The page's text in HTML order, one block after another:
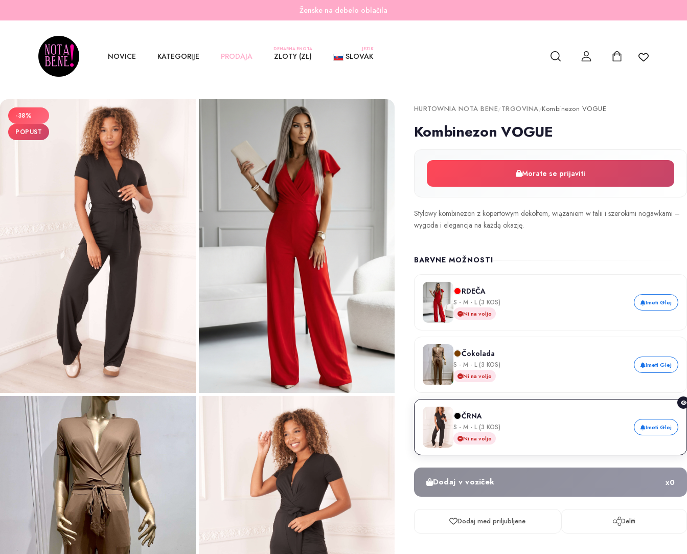
Ženske na debelo oblačila
NOVICE KATEGORIJE PRODAJA
DENARNA ENOTA
ZLOTY (ZŁ)
JEZIK
SLOVAK
-38%
POPUST
HURTOWNIA NOTA BENE/TRGOVINA/Kombinezon VOGUE
Kombinezon VOGUE
Morate se prijaviti
Stylowy kombinezon z kopertowym dekoltem, wiązaniem w talii i szerokimi nogawkami –
wygoda i elegancja na każdą okazję.
BARVNE MOŽNOSTI
RDEČA
S - M - L (3 KOS)
Ni na voljo
Imeti Glej
Čokolada
S - M - L (3 KOS)
Ni na voljo
Imeti Glej
ČRNA
S - M - L (3 KOS)
Ni na voljo
Imeti Glej
Dodaj v voziček x0
Dodaj med priljubljene Deliti